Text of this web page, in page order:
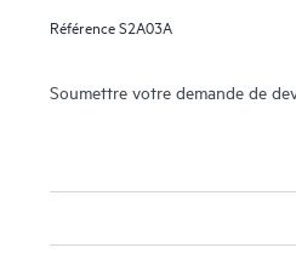
RéférenceS2A03A
Soumettre votre demande de